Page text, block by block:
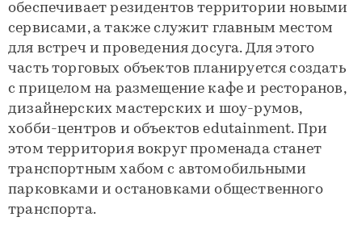
обеспечивает резидентов территории новыми
сервисами, а также служит главным местом
для встреч и проведения досуга. Для этого
часть торговых объектов планируется создать
с прицелом на размещение кафе и ресторанов,
дизайнерских мастерских и шоу-румов,
хобби-центров и объектов edutainment. При
этом территория вокруг променада станет
транспортным хабом с автомобильными
парковками и остановками общественного
транспорта.